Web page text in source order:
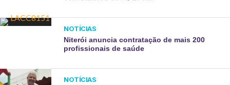
NOTÍCIAS
Niterói anuncia contratação de mais 200
profissionais de saúde
NOTÍCIAS